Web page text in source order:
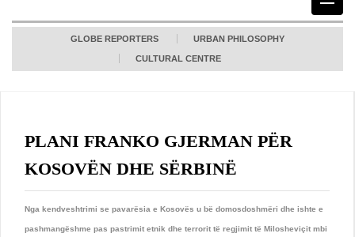
GLOBE REPORTERS URBAN PHILOSOPHY
CULTURAL CENTRE
PLANI FRANKO GJERMAN PËR
KOSOVËN DHE SËRBINË
Nga kendveshtrimi se pavarësia e Kosovës u bë domosdoshmëri dhe ishte e
pashmangëshme pas pastrimit etnik dhe terrorit të regjimit të Milosheviçit mbi